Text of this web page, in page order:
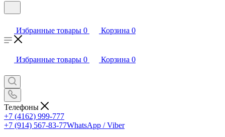
Избранные товары 0 Корзина 0
Избранные товары 0 Корзина 0
Телефоны
+7 (4162) 999-777
+7 (914) 567-83-77WhatsApp / Viber